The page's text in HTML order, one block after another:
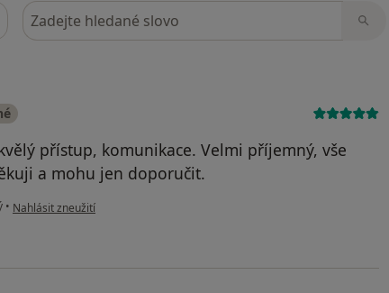
Hledejte v názorech
přístup, komunikace. Velmi příjemný, vše
a mohu jen doporučit.
• podle názoru uživatele Denisa
Nahlásit zneužití